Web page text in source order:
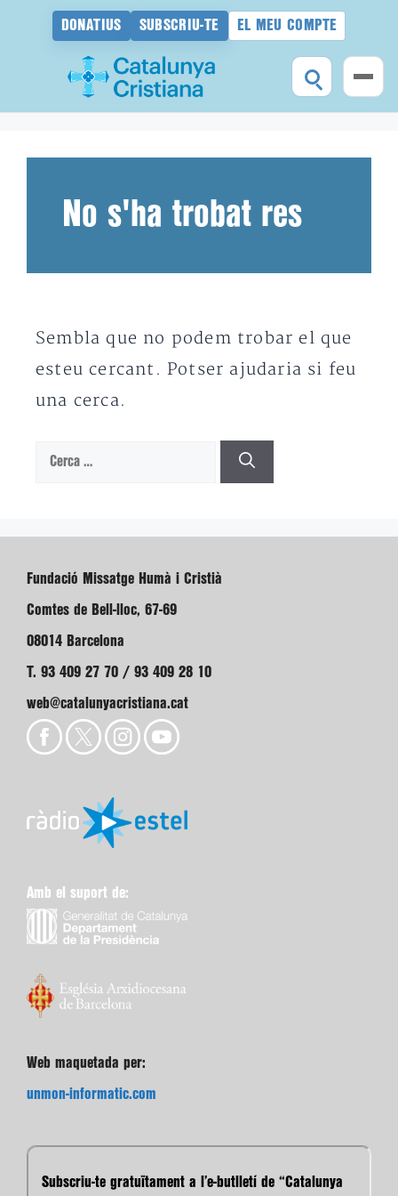
DONATIUS SUBSCRIU-TE EL MEU COMPTE
No s'ha trobat res
Sembla que no podem trobar el que
esteu cercant. Potser ajudaria si feu
una cerca.
Cerca:
Fundació Missatge Humà i Cristià
Comtes de Bell-lloc, 67-69
08014 Barcelona
T. 93 409 27 70 / 93 409 28 10
web@catalunyacristiana.cat
Amb el suport de:
Web maquetada per:
unmon-informatic.com
Subscriu-te gratuïtament a l’e-butlletí de “Catalunya